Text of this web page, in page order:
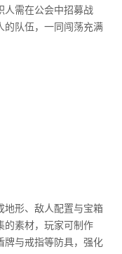
人需在公会中招募战
的队伍，一同闯荡充满
形、敌人配置与宝箱
的素材，玩家可制作
牌与戒指等防具，强化